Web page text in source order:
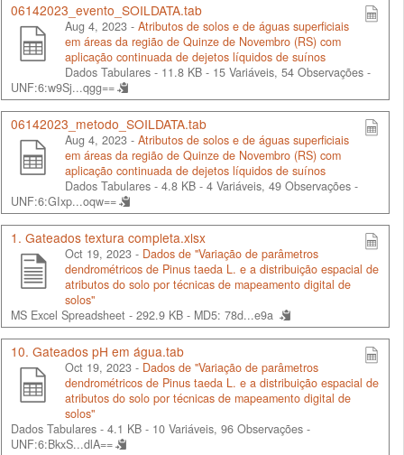
06142023_evento_SOILDATA.tab
Aug 4, 2023 - Atributos de solos e de águas superficiais
em áreas da região de Quinze de Novembro (RS) com
aplicação continuada de dejetos líquidos de suínos
Dados Tabulares - 11.8 KB - 15 Variáveis, 54 Observações -
UNF:6:w9Sj...qgg==
06142023_metodo_SOILDATA.tab
Aug 4, 2023 - Atributos de solos e de águas superficiais
em áreas da região de Quinze de Novembro (RS) com
aplicação continuada de dejetos líquidos de suínos
Dados Tabulares - 4.8 KB - 4 Variáveis, 49 Observações -
UNF:6:GIxp...oqw==
1. Gateados textura completa.xlsx
Oct 19, 2023 - Dados de "Variação de parâmetros
dendrométricos de Pinus taeda L. e a distribuição espacial de
atributos do solo por técnicas de mapeamento digital de
solos"
MS Excel Spreadsheet - 292.9 KB - MD5: 78d...e9a
10. Gateados pH em água.tab
Oct 19, 2023 - Dados de "Variação de parâmetros
dendrométricos de Pinus taeda L. e a distribuição espacial de
atributos do solo por técnicas de mapeamento digital de
solos"
Dados Tabulares - 4.1 KB - 10 Variáveis, 96 Observações -
UNF:6:BkxS...dlA==